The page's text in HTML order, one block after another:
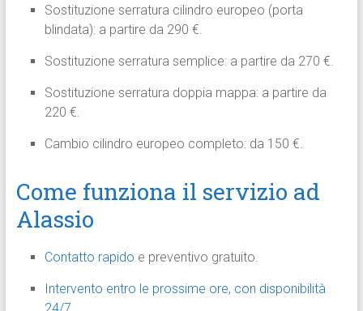
Sostituzione serratura cilindro europeo (porta
blindata): a partire da 290 €.
Sostituzione serratura semplice: a partire da 270 €.
Sostituzione serratura doppia mappa: a partire da
220 €.
Cambio cilindro europeo completo: da 150 €.
Come funziona il servizio ad
Alassio
Contatto rapido e preventivo gratuito.
Intervento entro le prossime ore, con disponibilità